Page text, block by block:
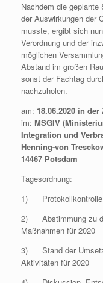
Nachdem die
der Auswirkungen der
musste, ergibt sich
Verordnung und der
möglichen
Abstand im großen
sonst der Fachtag
nachzuholen.
am: 18.06.2020 in
im: MSGIV
Integration und
Henning-von
14467 Potsdam
Tagesordnung:
1) Protokollkontrolle
2) Abstimmung zu
Maßnahmen für 2020
3) Stand der
Aktivitäten für 2020